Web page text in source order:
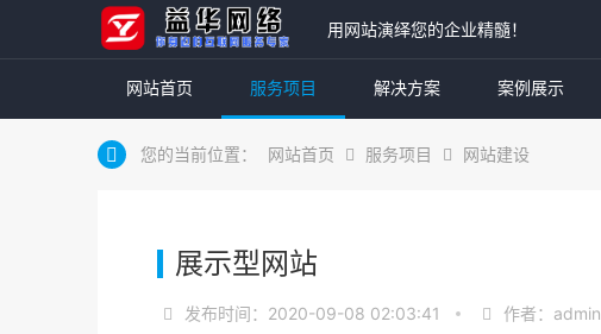
用网站演绎您的企业精髓！
网站首页 服务项目 解决方案 案例展示
您的当前位置： 网站首页 服务项目 网站建设
展示型网站
发布时间：2020-09-08 02:03:41 作者：admin